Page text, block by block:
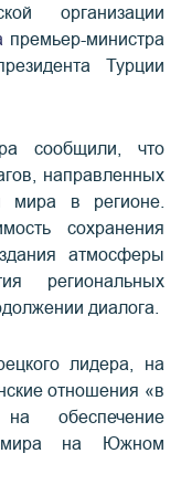
организации
премьер-министра
Турции
сообщили, что
направленных
мира в регионе.
сохранения
атмосферы
региональных
диалога.
лидера, на
отношения «в
обеспечение
мира на Южном